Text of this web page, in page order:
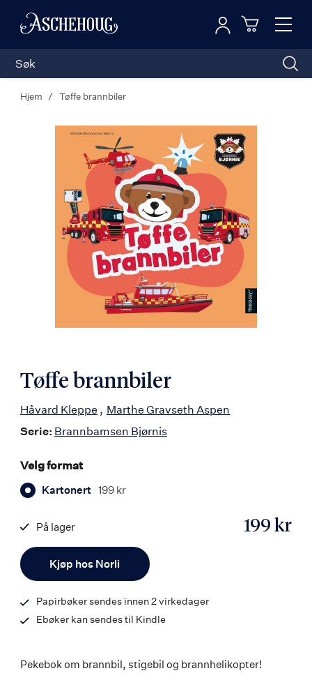
Toggle
Logg inn
Hjem Tøffe brannbiler
Tøffe brannbiler
Håvard Kleppe
Marthe Gravseth Aspen
Serie: Brannbamsen Bjørnis
Velg format
Kartonert 199 kr
Kjøp hos Norli
199 kr
På lager
9788203451768
Papirbøker sendes innen 2 virkedager
Ebøker kan sendes til Kindle
Pekebok om brannbil, stigebil og brannhelikopter!